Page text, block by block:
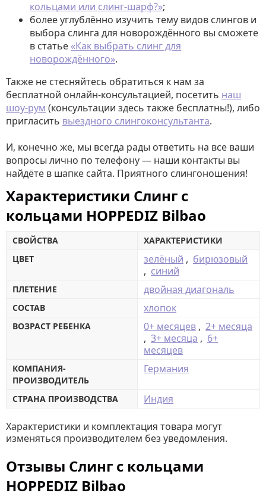
кольцами или слинг-шарф?»;
более углублённо изучить тему видов слингов и
выбора слинга для новорождённого вы сможете
в статье «Как выбрать слинг для
новорождённого».
Также не стесняйтесь обратиться к нам за
бесплатной онлайн-консультацией, посетить наш
шоу-рум (консультации здесь также бесплатны!), либо
пригласить выездного слингоконсультанта.
И, конечно же, мы всегда рады ответить на все ваши
вопросы лично по телефону — наши контакты вы
найдёте в шапке сайта. Приятного слингоношения!
Характеристики Слинг с
кольцами HOPPEDIZ Bilbao
СВОЙСТВА
ХАРАКТЕРИСТИКИ
ЦВЕТ
зелёный , бирюзовый
, синий
ПЛЕТЕНИЕ двойная диагональ
СОСТАВ хлопок
ВОЗРАСТ РЕБЕНКА 0+ месяцев , 2+ месяца
, 3+ месяца , 6+
месяцев
КОМПАНИЯ-
ПРОИЗВОДИТЕЛЬ
Германия
СТРАНА ПРОИЗВОДСТВА Индия
Характеристики и комплектация товара могут
изменяться производителем без уведомления.
Отзывы Слинг с кольцами
HOPPEDIZ Bilbao